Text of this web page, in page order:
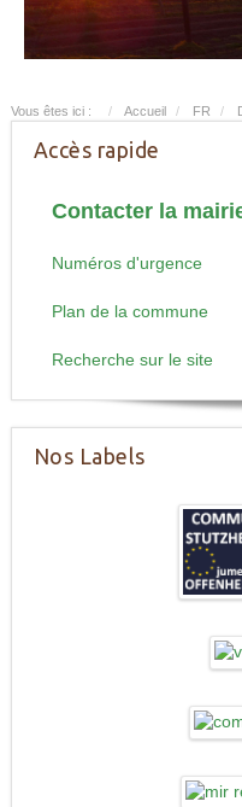
Vous êtes ici : Accueil FR
Accès rapide
Contacter la
Numéros d'urgence
Plan de la commune
Recherche sur le site
Nos Labels